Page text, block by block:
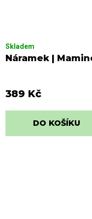
Náramek |
Skladem
389 Kč
DO KOŠÍKU